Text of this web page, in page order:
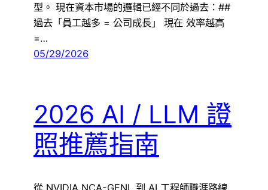
型。 現在資本市場的邏輯已經不同於過去：##
過去「員工越多 = 公司成長」 現在 效率越高
=…
05/29/2026
2026 AI / LLM 證
照推薦指南
從 NVIDIA NCA-GENL 到 AI 工程師職涯路線